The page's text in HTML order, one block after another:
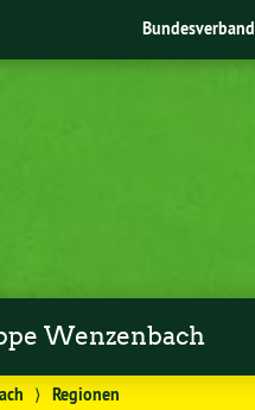
Bundesverband
Wenzenbach
⟩ Regionen